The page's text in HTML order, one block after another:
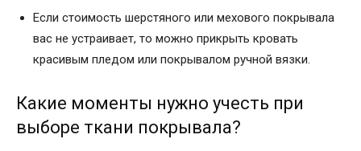
Если стоимость шерстяного или мехового покрывала
вас не устраивает, то можно прикрыть кровать
красивым пледом или покрывалом ручной вязки.
Какие моменты нужно учесть при
выборе ткани покрывала?